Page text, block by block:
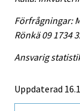
Förfrågningar:
Rönkä 09 1734
Ansvarig
Uppdaterad